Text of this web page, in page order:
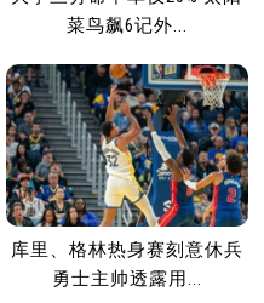
菜鸟飙6记外...
库里、格林热身赛刻意休兵
勇士主帅透露用...